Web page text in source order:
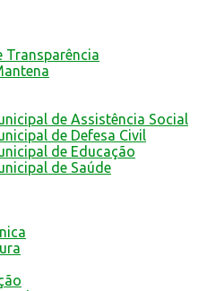
Transparência
de Assistência Social
de Defesa Civil
de Educação
de Saúde